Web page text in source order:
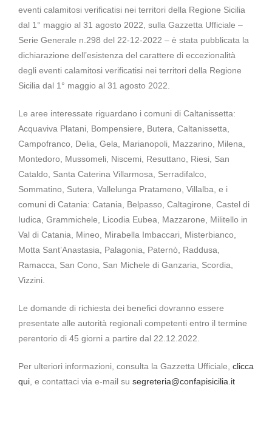
eventi calamitosi verificatisi nei territori della Regione Sicilia
dal 1° maggio al 31 agosto 2022, sulla Gazzetta Ufficiale –
Serie Generale n.298 del 22-12-2022 – è stata pubblicata la
dichiarazione dell’esistenza del carattere di eccezionalità
degli eventi calamitosi verificatisi nei territori della Regione
Sicilia dal 1° maggio al 31 agosto 2022.
Le aree interessate riguardano i comuni di Caltanissetta:
Acquaviva Platani, Bompensiere, Butera, Caltanissetta,
Campofranco, Delia, Gela, Marianopoli, Mazzarino, Milena,
Montedoro, Mussomeli, Niscemi, Resuttano, Riesi, San
Cataldo, Santa Caterina Villarmosa, Serradifalco,
Sommatino, Sutera, Vallelunga Pratameno, Villalba, e i
comuni di Catania: Catania, Belpasso, Caltagirone, Castel di
Iudica, Grammichele, Licodia Eubea, Mazzarone, Militello in
Val di Catania, Mineo, Mirabella Imbaccari, Misterbianco,
Motta Sant’Anastasia, Palagonia, Paternò, Raddusa,
Ramacca, San Cono, San Michele di Ganzaria, Scordia,
Vizzini.
Le domande di richiesta dei benefici dovranno essere
presentate alle autorità regionali competenti entro il termine
perentorio di 45 giorni a partire dal 22.12.2022.
Per ulteriori informazioni, consulta la Gazzetta Ufficiale, clicca
qui , e contattaci via e-mail su segreteria@confapisicilia.it